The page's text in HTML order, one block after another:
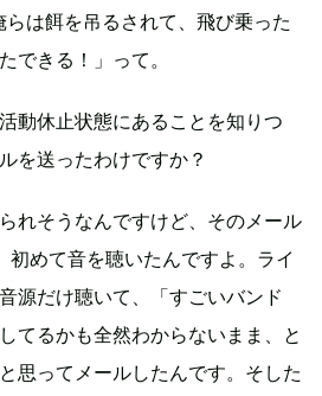
は餌を吊るされて、飛び乗った
できる！」って。
動休止状態にあることを知りつ
を送ったわけですか？
れそうなんですけど、そのメール
初めて音を聴いたんですよ。ライ
源だけ聴いて、「すごいバンド
てるかも全然わからないまま、と
思ってメールしたんです。そした